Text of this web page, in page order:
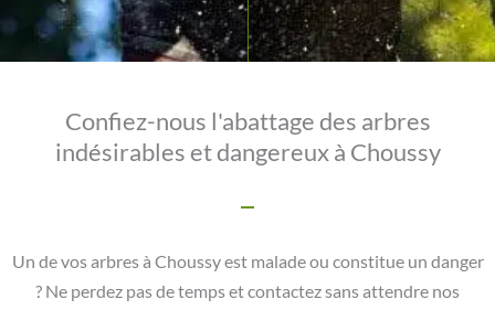
Confiez-nous l'abattage des arbres
indésirables et dangereux à Choussy
Un de vos arbres à Choussy est malade ou constitue un danger
? Ne perdez pas de temps et contactez sans attendre nos